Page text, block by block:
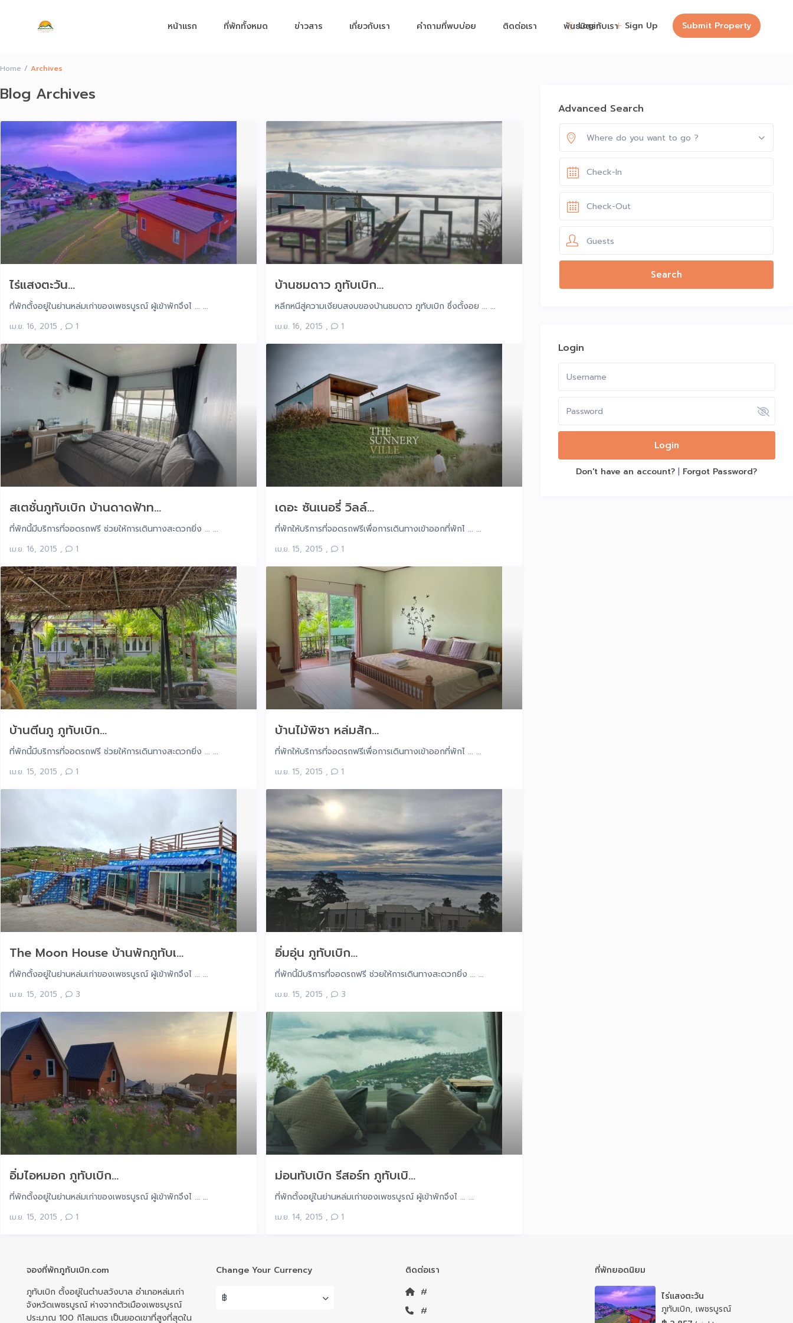
Login Sign Up Submit Property
หน้าแรก ที่พักทั้งหมด ข่าวสาร เกี่ยวกับเรา คำถามที่พบบ่อย ติดต่อเรา พันธมิตรกับเรา
Home Archives
Blog Archives
ไร่แสงตะวัน...
ที่พักตั้งอยู่ในย่านหล่มเก่าของเพชรบูรณ์ ผู้เข้าพักจึงไ ... ...
เม.ย. 16, 2015 , 1
บ้านชมดาว ภูทับเบิก...
หลีกหนีสู่ความเงียบสงบของบ้านชมดาว ภูทับเบิก ซึ่งตั้งอย ... ...
เม.ย. 16, 2015 , 1
สเตชั่นภูทับเบิก บ้านดาดฟ้าท...
ที่พักนี้มีบริการที่จอดรถฟรี ช่วยให้การเดินทางสะดวกยิ่ง ... ...
เม.ย. 16, 2015 , 1
เดอะ ซันเนอรี่ วิลล์...
ที่พักให้บริการที่จอดรถฟรีเพื่อการเดินทางเข้าออกที่พักไ ... ...
เม.ย. 15, 2015 , 1
บ้านตีนภู ภูทับเบิก...
ที่พักนี้มีบริการที่จอดรถฟรี ช่วยให้การเดินทางสะดวกยิ่ง ... ...
เม.ย. 15, 2015 , 1
บ้านไม้พิชา หล่มสัก...
ที่พักให้บริการที่จอดรถฟรีเพื่อการเดินทางเข้าออกที่พักไ ... ...
เม.ย. 15, 2015 , 1
The Moon House บ้านพักภูทับเ...
ที่พักตั้งอยู่ในย่านหล่มเก่าของเพชรบูรณ์ ผู้เข้าพักจึงไ ... ...
เม.ย. 15, 2015 , 3
อิ่มอุ่น ภูทับเบิก...
ที่พักนี้มีบริการที่จอดรถฟรี ช่วยให้การเดินทางสะดวกยิ่ง ... ...
เม.ย. 15, 2015 , 3
อิ่มไอหมอก ภูทับเบิก...
ที่พักตั้งอยู่ในย่านหล่มเก่าของเพชรบูรณ์ ผู้เข้าพักจึงไ ... ...
เม.ย. 15, 2015 , 1
ม่อนทับเบิก รีสอร์ท ภูทับเบิ...
ที่พักตั้งอยู่ในย่านหล่มเก่าของเพชรบูรณ์ ผู้เข้าพักจึงไ ... ...
เม.ย. 14, 2015 , 1
Advanced Search
Where do you want to go ?
Guests
Login
Login
Don't have an account? | Forgot Password?
จองที่พักภูทับเบิก.com
ภูทับเบิก ตั้งอยู่ในตำบลวังบาล อำเภอหล่มเก่า
จังหวัดเพชรบูรณ์ ห่างจากตัวเมืองเพชรบูรณ์
ประมาณ 100 กิโลเมตร เป็นยอดเขาที่สูงที่สุดใน
Change Your Currency
฿
ติดต่อเรา
#
#
ที่พักยอดนิยม
ไร่แสงตะวัน
ภูทับเบิก,เพชรบูรณ์